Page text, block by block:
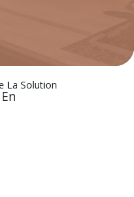
La Solution
En